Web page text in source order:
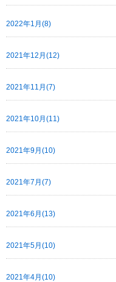
2022年1月(8)
2021年12月(12)
2021年11月(7)
2021年10月(11)
2021年9月(10)
2021年7月(7)
2021年6月(13)
2021年5月(10)
2021年4月(10)